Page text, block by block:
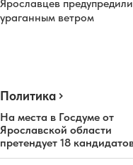
Ярославцев
ураганным ветром
Политика
На места в Госдуме от
Ярославской области
претендует 18